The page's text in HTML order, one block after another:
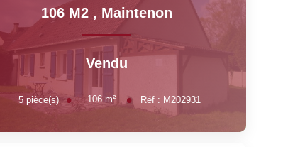
106 M2 , Maintenon
Vendu
5 pièce(s) 106 m² Réf : M202931